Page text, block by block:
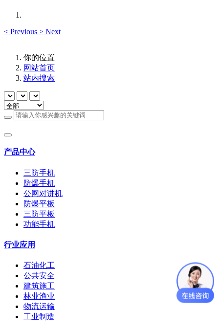
< Previous > Next
你的位置
网站首页
站内搜索
产品中心
三防手机
防爆手机
公网对讲机
防爆平板
三防平板
功能手机
行业应用
石油化工
公共安全
建筑施工
林业渔业
物流运输
工业制造